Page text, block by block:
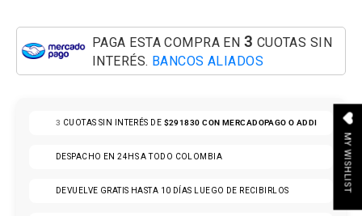
PAGA ESTA COMPRA EN 3 CUOTAS SIN
INTERÉS. BANCOS ALIADOS
3 CUOTAS SIN INTERÉS DE $291830CON MERCADOPAGO O ADDI
DESPACHO EN 24HS A TODO COLOMBIA
DEVUELVE GRATIS HASTA 10 DÍAS LUEGO DE RECIBIRLOS MY WISHLIST